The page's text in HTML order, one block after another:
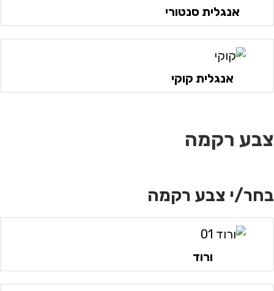
אנגלית סנטורי
אנגלית קוקי
צבע רקמה
בחר/י צבע רקמה
ורוד